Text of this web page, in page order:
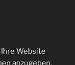
Website
anzugeben.